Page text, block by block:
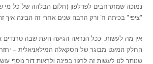
נמוכה שמתרחבים לפדלפון (חלום הבלהה של כל מי
"ציפי" בכיתה ח' ורק הרבה שנים אחרי זה הבינה איך
אין מה לעשות. ככל הנראה הגיעה העת שבה טרנדים
החלק המעט מבוגר של הסקאלה המילאניאלית –
שנותר לנו לעשות זה לרגוז בפינה ולראות דור נוסף